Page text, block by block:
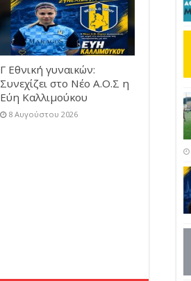
Γ Εθνική γυναικών:
Συνεχίζει στο Νέο Α.Ο.Σ η
Εύη Καλλιμούκου
8 Αυγούστου 2026